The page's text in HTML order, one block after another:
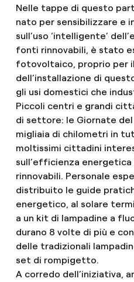
Nelle tappe di questo
nato per sensibilizzare e
sull’uso ‘intelligente’
fonti rinnovabili, è stato
fotovoltaico, proprio per
dell’installazione di
gli usi domestici che
Piccoli centri e grandi
di settore: le Giornate del
migliaia di chilometri in
moltissimi cittadini
sull’efficienza energetica
rinnovabili. Personale
distribuito le guide
energetico, al solare
a un kit di lampadine a
durano 8 volte di più e
delle tradizionali
set di rompigetto.
A corredo dell’iniziativa,